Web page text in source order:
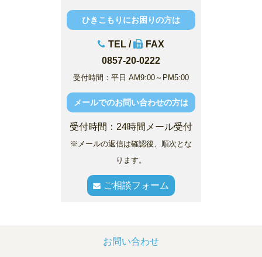
ひきこもりにお困りの方は
TEL /
FAX
0857-20-0222
受付時間：平日 AM9:00～PM5:00
メールでのお問い合わせの方は
受付時間：24時間メール受付
※メールの返信は確認後、順次とな
ります。
ご相談フォーム
お問い合わせ